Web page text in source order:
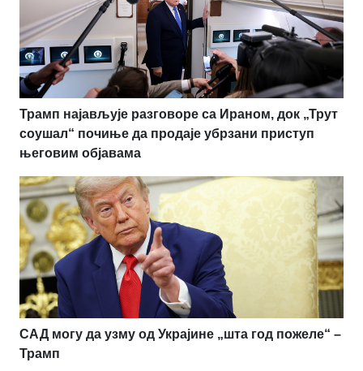
Трамп најављује разговоре са Ираном, док „Трут
соушал“ почиње да продаје убрзани приступ
његовим објавама
САД могу да узму од Украјине „шта год пожеле“ –
Трамп